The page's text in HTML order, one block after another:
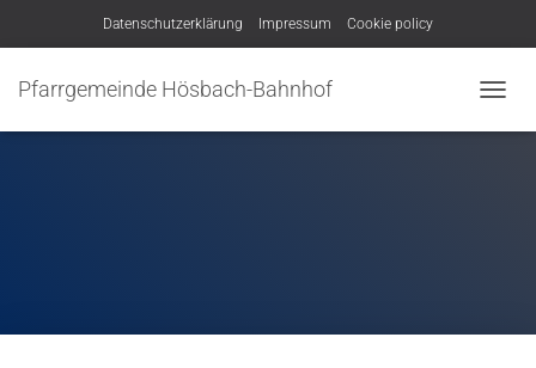
Datenschutzerklärung Impressum Cookie policy
Pfarrgemeinde Hösbach-Bahnhof
A
U